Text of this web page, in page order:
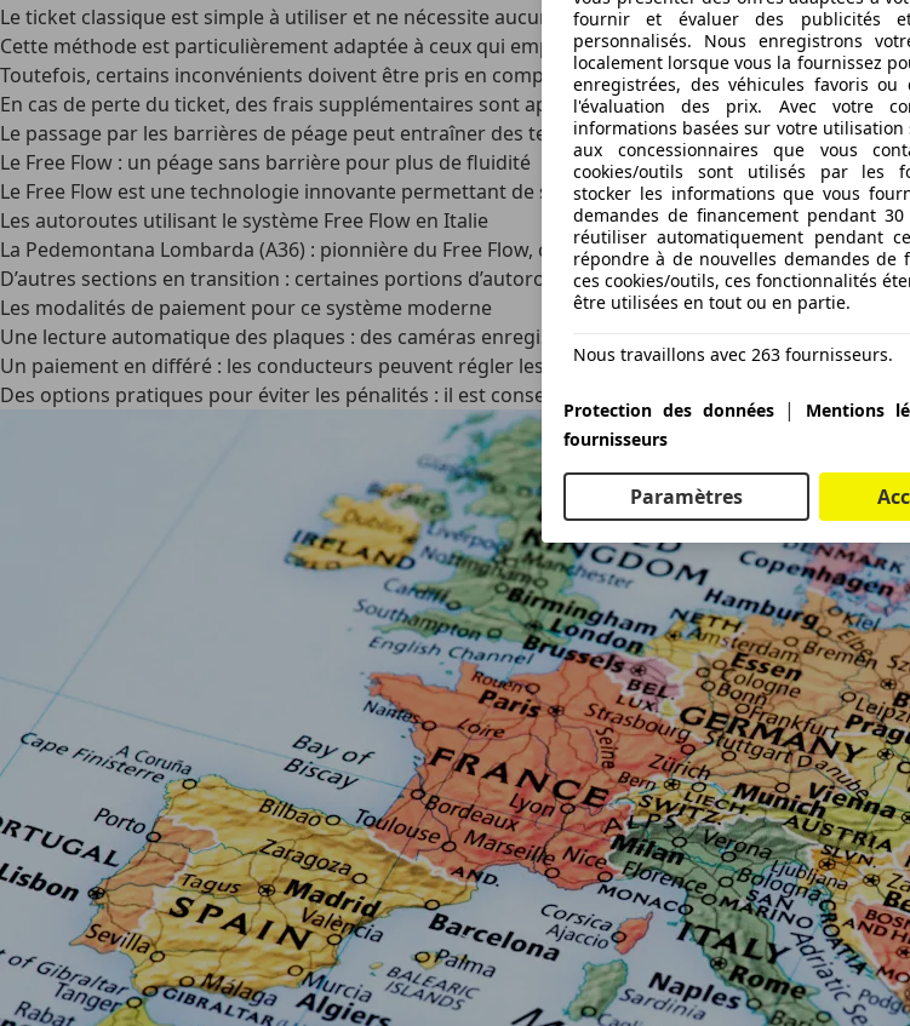
fournir et évaluer des publicités
personnalisés. Nous enregistrons
localement lorsque vous la fournissez
enregistrées, des véhicules favoris
l'évaluation des prix. Avec votre
informations basées sur votre utilisation
aux concessionnaires que vous
cookies/outils sont utilisés par les
stocker les informations que vous
demandes de financement pendant
réutiliser automatiquement pendant
répondre à de nouvelles demandes de
ces cookies/outils, ces fonctionnalités
être utilisées en tout ou en partie.
Nous travaillons avec 263 fournisseurs.
Protection des données| Mentions
fournisseurs
Paramètres
Le ticket classique est simple à utiliser et ne nécessite aucune inscription préalable, ce qui le rend
Cette méthode est particulièrement adaptée à ceux qui empruntent les autoroutes de façon
Toutefois, certains inconvénients doivent être pris en compte :
En cas de perte du ticket, des frais supplémentaires sont appliqués, correspondant généralement
Le passage par les barrières de péage peut entraîner des temps d’attente prolongés, surtout en
Le Free Flow : un péage sans barrière pour plus de fluidité
Le Free Flow est unetechnologie innovante permettant de supprimer les barrières de péage,
Les autoroutes utilisant le système Free Flow en Italie
La Pedemontana Lombarda (A36) : pionnière du Free Flow, cette autoroute utilise exclusivement ce
D’autres sections en transition : certaines portions d’autoroutes modernes adoptent
Les modalités de paiement pour ce système moderne
Une lecture automatique des plaques : des caméras enregistrent chaque plaque
Un paiement en différé : les conducteurs peuvent régler les frais en ligne, via des applications
Des options pratiques pour éviter les pénalités : il est conseillé de s’assurer que le paiement est